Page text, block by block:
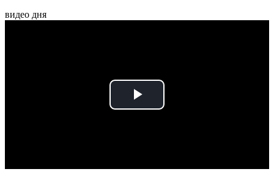
видео дня
Play